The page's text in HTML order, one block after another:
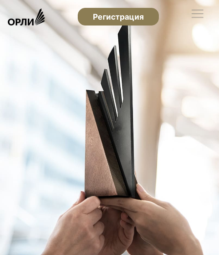
Регистрация